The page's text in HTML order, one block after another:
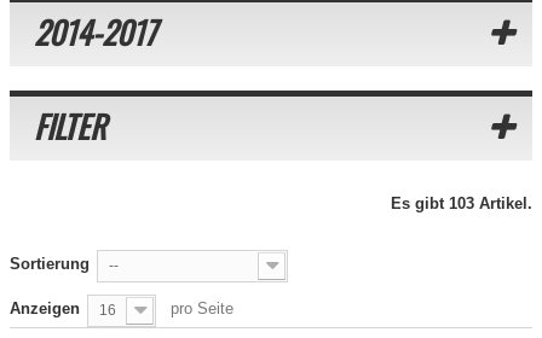
2014-2017
FILTER
Es gibt 103 Artikel.
Sortierung --
Anzeigen 16 pro Seite